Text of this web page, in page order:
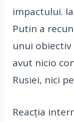
impactului.
Putin a
unui obiectiv
avut nicio
Rusiei, nici
Reacția